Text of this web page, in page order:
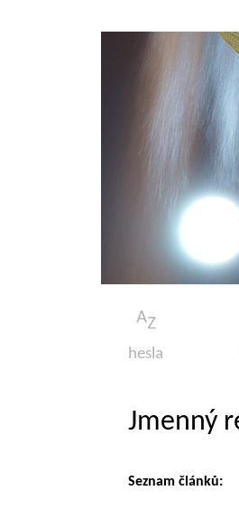
hesla
Jmenný
Seznam článků: